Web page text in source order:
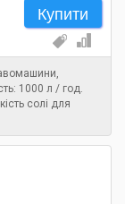
Купити
1000 л / год.
солі для